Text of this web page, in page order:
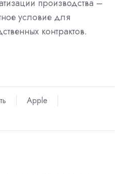
производства –
условие для
контрактов.
Apple